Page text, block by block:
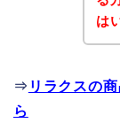
は
⇒ リラクスの
ら